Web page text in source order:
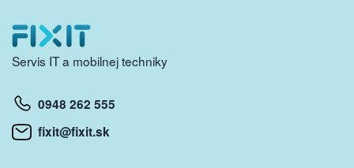
Servis IT a mobilnej techniky
0948 262 555
fixit@fixit.sk